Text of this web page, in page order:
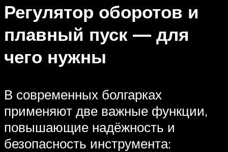
Регулятор оборотов и
плавный пуск — для
чего нужны
В современных болгарках
применяют две важные функции,
повышающие надёжность и
безопасность инструмента: